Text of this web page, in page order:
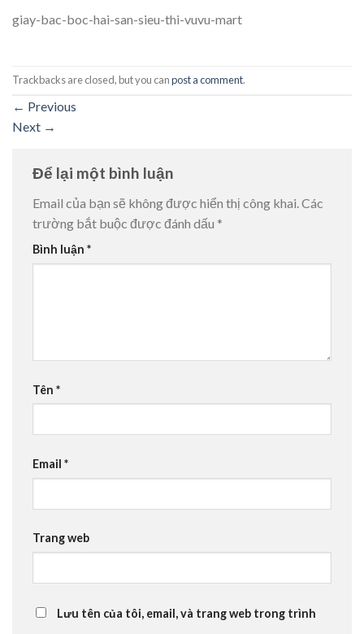
giay-bac-boc-hai-san-sieu-thi-vuvu-mart
Trackbacks are closed, but you canpost a comment.
← Previous
Next →
Để lại một bình luận
Email của bạn sẽ không được hiển thị công khai.Các
trường bắt buộc được đánh dấu *
Bình luận *
Tên *
Email *
Trang web
Lưu tên của tôi, email, và trang web trong trình